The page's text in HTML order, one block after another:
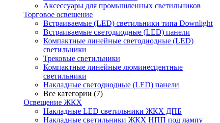
Аксессуары для промышленных светильников
Торговое освещение
Встраиваемые (LED) светильники типа Downlight
Встраиваемые светодиодные (LED) панели
Компактные линейные светодиодные (LED)
светильники
Трековые светильники
Компактные линейные люминесцентные
светильники
Накладные светодиодные (LED) панели
Все категории (7)
Освещение ЖКХ
Накладные LED светильники ЖКХ ДПБ
Накладные светильники ЖКХ НПП под лампу